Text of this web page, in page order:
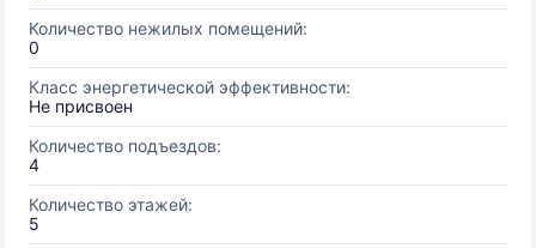
Количество нежилых помещений:
0
Класс энергетической эффективности:
Не присвоен
Количество подъездов:
4
Количество этажей:
5